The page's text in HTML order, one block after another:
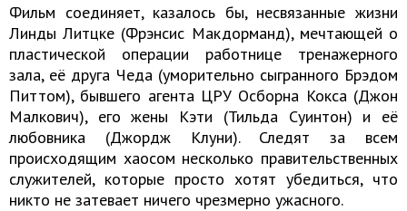
Фильм соединяет, казалось бы, несвязанные жизни
Линды Литцке (Фрэнсис Макдорманд), мечтающей о
пластической операции работнице тренажерного
зала, её друга Чеда (уморительно сыгранного Брэдом
Питтом), бывшего агента ЦРУ Осборна Кокса (Джон
Малкович), его жены Кэти (Тильда Суинтон) и её
любовника (Джордж Клуни). Следят за всем
происходящим хаосом несколько правительственных
служителей, которые просто хотят убедиться, что
никто не затевает ничего чрезмерно ужасного.